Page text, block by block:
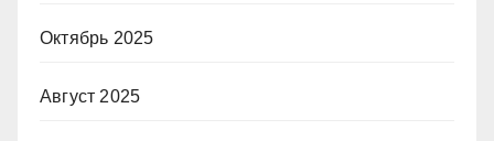
Октябрь 2025
Август 2025